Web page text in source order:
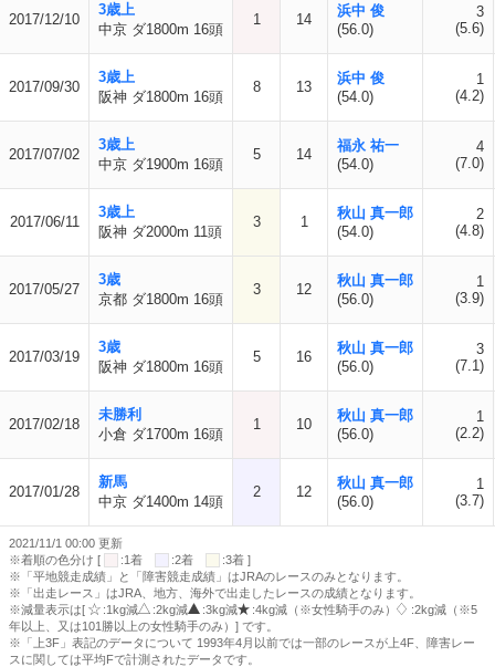
2017/12/10
3歳上
中京 ダ1800m 16頭
1 14
浜中 俊
(56.0)
3
(5.6)
2017/09/30
3歳上
阪神 ダ1800m 16頭
8 13
浜中 俊
(54.0)
1
(4.2)
2017/07/02
3歳上
中京 ダ1900m 16頭
5 14
福永 祐一
(54.0)
4
(7.0)
2017/06/11
3歳上
阪神 ダ2000m 11頭
3 1
秋山 真一郎
(54.0)
2
(4.8)
2017/05/27
3歳
京都 ダ1800m 16頭
3 12
秋山 真一郎
(56.0)
1
(3.9)
2017/03/19
3歳
阪神 ダ1800m 16頭
5 16
秋山 真一郎
(56.0)
3
(7.1)
2017/02/18
未勝利
小倉 ダ1700m 16頭
1 10
秋山 真一郎
(56.0)
1
(2.2)
2017/01/28
新馬
中京 ダ1400m 14頭
2 12
秋山 真一郎
(56.0)
1
(3.7)
2021/11/1 00:00 更新
※着順の色分け [
:1着 :2着
:3着 ]
※「平地競走成績」と「障害競走成績」はJRAのレースのみとなります。
※「出走レース」はJRA、地方、海外で出走したレースの成績となります。
※減量表示は[
:1kg減 :2kg減 :3kg減 :4kg減（※女性騎手のみ）
:2kg減（※5
年以上、又は101勝以上の女性騎手のみ）] です。
※「上3F」表記のデータについて 1993年4月以前では一部のレースが上4F、障害レー
スに関しては平均Fで計測されたデータです。